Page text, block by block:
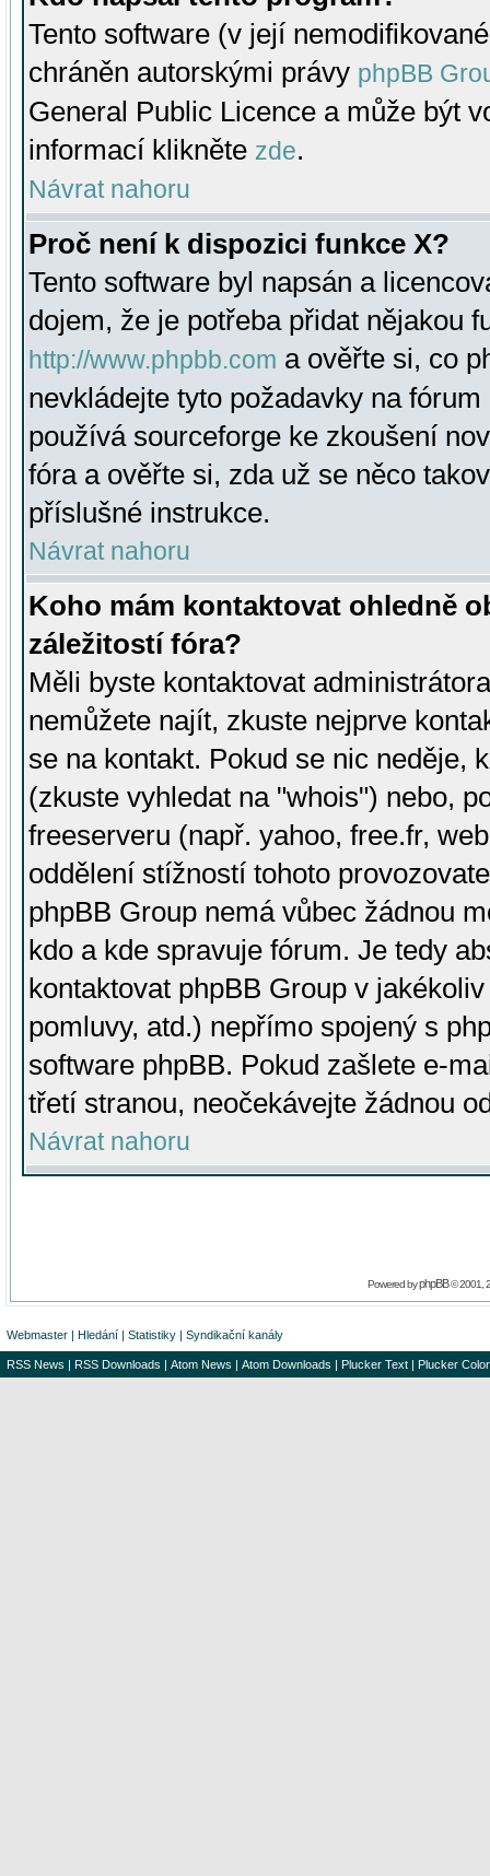
Tento software (v její
chráněn autorskými právy phpBB
General Public Licence a může být
informací klikněte zde.
Návrat nahoru
Proč není k dispozici funkce X?
Tento software byl napsán a
dojem, že je potřeba přidat nějakou
http://www.phpbb.com a ověřte si, co
nevkládejte tyto požadavky na
používá sourceforge ke zkoušení
fóra a ověřte si, zda už se něco
příslušné instrukce.
Návrat nahoru
Koho mám kontaktovat ohledně
záležitostí fóra?
Měli byste kontaktovat
nemůžete najít, zkuste nejprve
se na kontakt. Pokud se nic neděje,
(zkuste vyhledat na "whois") nebo,
freeserveru (např. yahoo, free.fr,
oddělení stížností tohoto
phpBB Group nemá vůbec žádnou
kdo a kde spravuje fórum. Je tedy
kontaktovat phpBB Group v
pomluvy, atd.) nepřímo spojený s
software phpBB. Pokud zašlete e-
třetí stranou, neočekávejte žádnou
Návrat nahoru
Powered byphpBB© 2001,
Webmaster | Hledání | Statistiky | Syndikační kanály
RSS News | RSS Downloads | Atom News | Atom Downloads | Plucker Text | Plucker Color